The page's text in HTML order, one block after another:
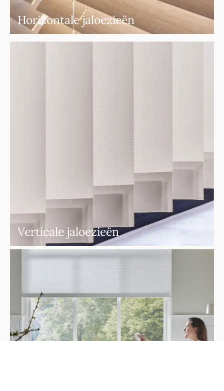
Horizontale jaloezieën
Verticale jaloezieën